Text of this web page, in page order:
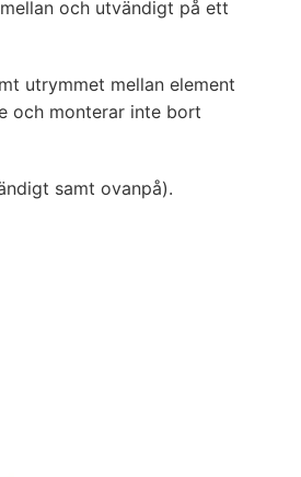
och utvändigt på ett
utrymmet mellan element
och monterar inte bort
samt ovanpå).